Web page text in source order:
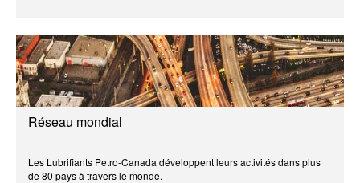
Réseau mondial
Les Lubrifiants Petro-Canada développent leurs activités dans plus
de 80 pays à travers le monde.